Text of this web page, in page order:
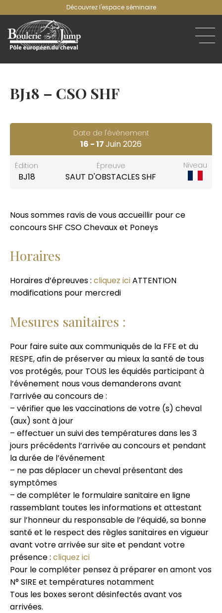
Découvrez l'espace séminaire
BJ18 – CSO SHF
Date de l'événement
16 -17Juin 2026
Édition
BJ18
Épreuve
SAUT D'OBSTACLES SHF
Niveau
Nous sommes ravis de vous accueillir pour ce
concours SHF CSO Chevaux et Poneys
Horaires
Horaires d’épreuves : cliquez iciATTENTION
modifications pour mercredi
Mesures sanitaires :
Pour faire suite aux communiqués de la FFE et du
RESPE, afin de préserver au mieux la santé de tous
vos protégés, pour TOUS les équidés participant à
l’événement nous vous demanderons avant
l’arrivée au concours de :
– vérifier que les vaccinations de votre (s) cheval
(aux) sont à jour
– effectuer un suivi des températures dans les 3
jours précédents l’arrivée au concours et pendant
la durée de l’événement
– ne pas déplacer un cheval présentant des
symptômes
– de compléter le formulaire sanitaire en ligne
rassemblant toutes les informations et attestant
sur l’honneur du responsable de l’équidé, sa bonne
santé et le respect des règles sanitaires en vigueur
avant votre arrivée sur site et pendant votre
présence : cliquez ici
Pour le compléter pensez à préparer en amont vos
N° SIRE et températures notamment
Tous les boxes seront désinfectés avant vos
arrivées.